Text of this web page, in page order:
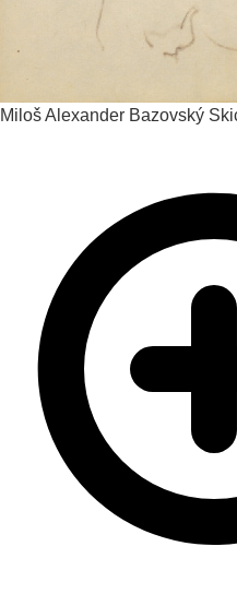
Miloš Alexander Bazovský